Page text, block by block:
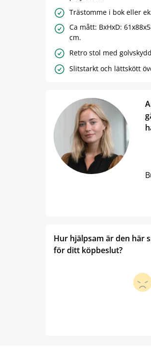
Trästomme i bok eller
Ca mått: BxHxD:
cm.
Retro stol med
Slitstarkt och lättskött
Hur hjälpsam är den här
för ditt köpbeslut?